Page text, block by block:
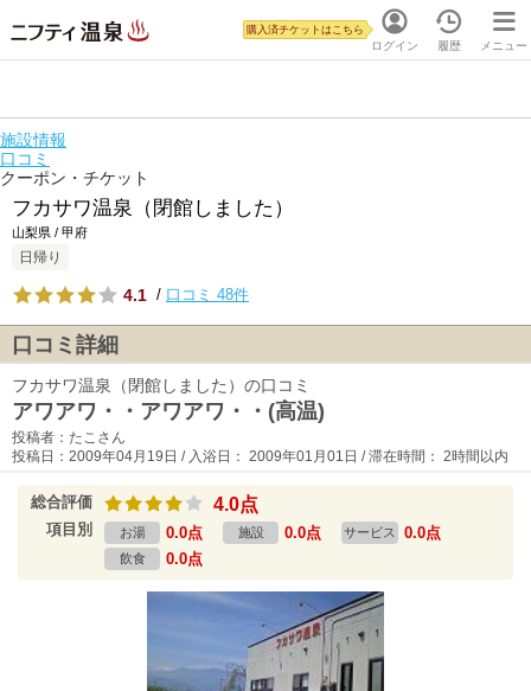
ログイン
購入済チケットはこちら
履歴 メニュー
施設情報
口コミ
クーポン・チケット
フカサワ温泉（閉館しました）
山梨県 / 甲府
日帰り
4.1 / 口コミ 48件
口コミ詳細
フカサワ温泉（閉館しました）の口コミ
アワアワ・・アワアワ・・(高温)
投稿者：たこさん
投稿日：2009年04月19日 / 入浴日： 2009年01月01日 / 滞在時間： 2時間以内
総合評価 4.0点
項目別 お湯 0.0点 施設 0.0点 サービス 0.0点
飲食 0.0点